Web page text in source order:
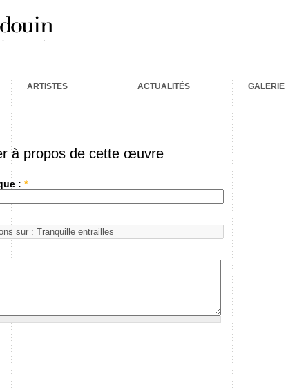
ARTISTES ACTUALITÉS GALERIE
à propos de cette œuvre
: *